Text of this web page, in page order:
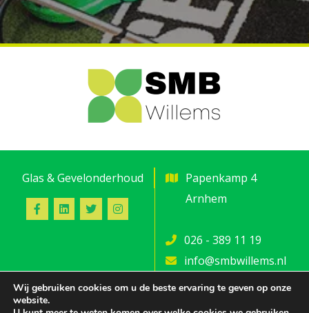
Glas & Gevelonderhoud
Papenkamp 4
Arnhem
026 - 389 11 19
info@smbwillems.nl
Wij gebruiken cookies om u de beste ervaring te geven op onze
website.